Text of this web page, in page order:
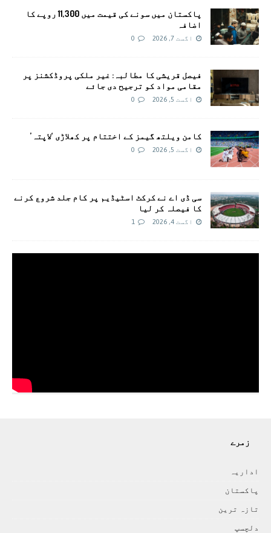
پاکستان میں سونے کی قیمت میں 11,300 روپے کا
اضافہ
اگست 7, 2026 0
فیصل قریشی کا مطالبہ: غیر ملکی پروڈکشنز پر
مقامی مواد کو ترجیح دی جائے
اگست 5, 2026 0
کامن ویلتھ گیمز کے اختتام پر کھلاڑی ‘لاپتہ’
اگست 5, 2026 0
سی ڈی اے نے کرکٹ اسٹیڈیم پر کام جلد شروع کرنے
کا فیصلہ کر لیا
اگست 4, 2026 1
زمرے
اداريہ
پاکستان
تازہ ترين
دلچسپ